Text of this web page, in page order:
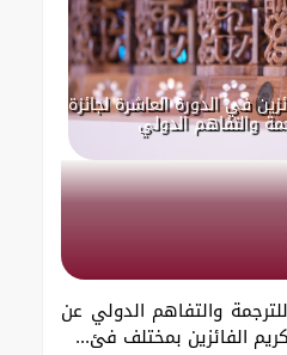
في الدورة العاشرة لجائزة
والتفاهم الدولي
والتفاهم الدولي عن
الفائزين بمختلف فئ...